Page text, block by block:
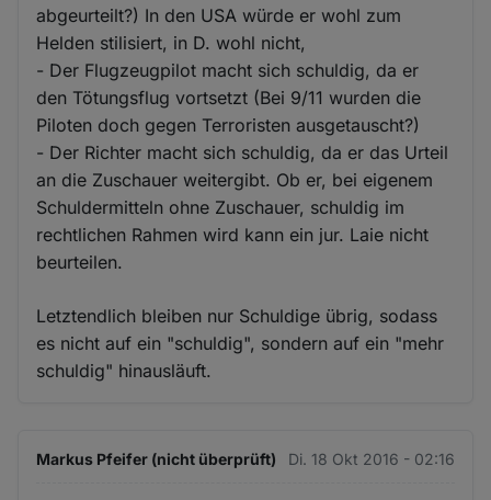
abgeurteilt?) In den USA würde er wohl zum
Helden stilisiert, in D. wohl nicht,
- Der Flugzeugpilot macht sich schuldig, da er
den Tötungsflug vortsetzt (Bei 9/11 wurden die
Piloten doch gegen Terroristen ausgetauscht?)
- Der Richter macht sich schuldig, da er das Urteil
an die Zuschauer weitergibt. Ob er, bei eigenem
Schuldermitteln ohne Zuschauer, schuldig im
rechtlichen Rahmen wird kann ein jur. Laie nicht
beurteilen.
Letztendlich bleiben nur Schuldige übrig, sodass
es nicht auf ein "schuldig", sondern auf ein "mehr
schuldig" hinausläuft.
Markus Pfeifer (nicht überprüft) Di. 18 Okt 2016 - 02:16